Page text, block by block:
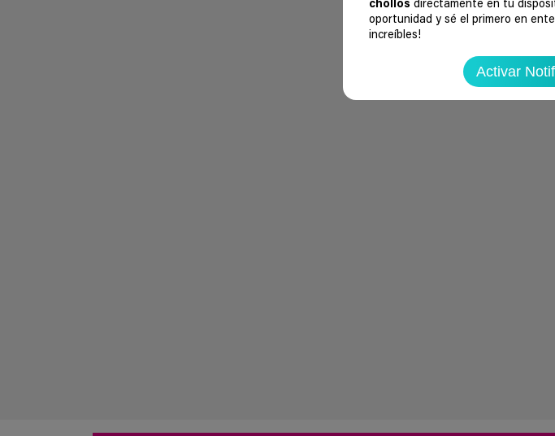
chollos directamente en tu
oportunidad y sé el primero en
increíbles!
Activar